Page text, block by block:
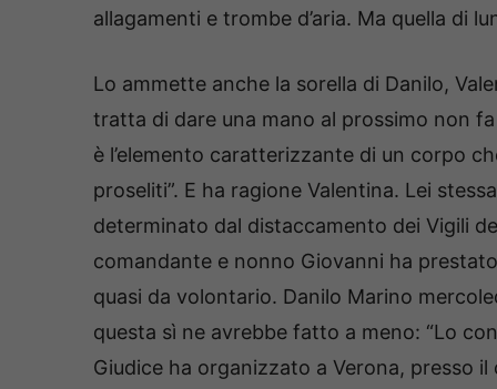
allagamenti e trombe d’aria. Ma quella di
Lo ammette anche la sorella di Danilo,
tratta di dare una mano al prossimo non
è l’elemento caratterizzante di un corpo
proseliti”. E ha ragione Valentina. Lei
determinato dal distaccamento dei Vigili
comandante e nonno Giovanni ha
quasi da volontario. Danilo Marino
questa sì ne avrebbe fatto a meno: “Lo
Giudice ha organizzato a Verona, presso